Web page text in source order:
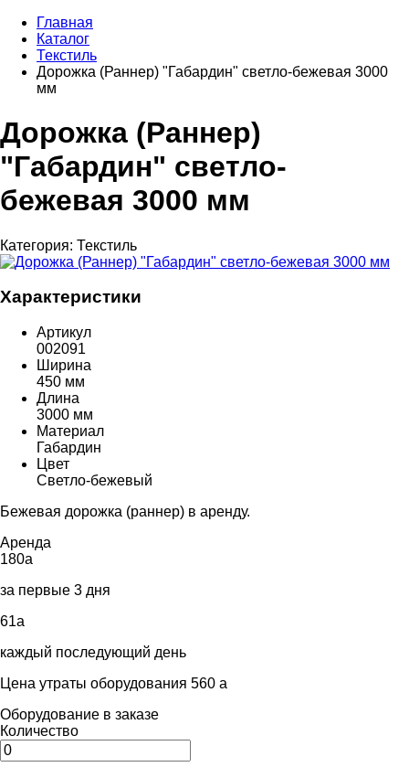
Главная
Каталог
Текстиль
Дорожка (Раннер) "Габардин" светло-бежевая 3000
мм
Дорожка (Раннер)
"Габардин" светло-
бежевая 3000 мм
Категория: Текстиль
Характеристики
Артикул
002091
Ширина
450 мм
Длина
3000 мм
Материал
Габардин
Цвет
Светло-бежевый
Бежевая дорожка (раннер) в аренду.
Аренда
180a
за первые 3 дня
61a
каждый последующий день
Цена утраты оборудования 560 a
Оборудование в заказе
Количество